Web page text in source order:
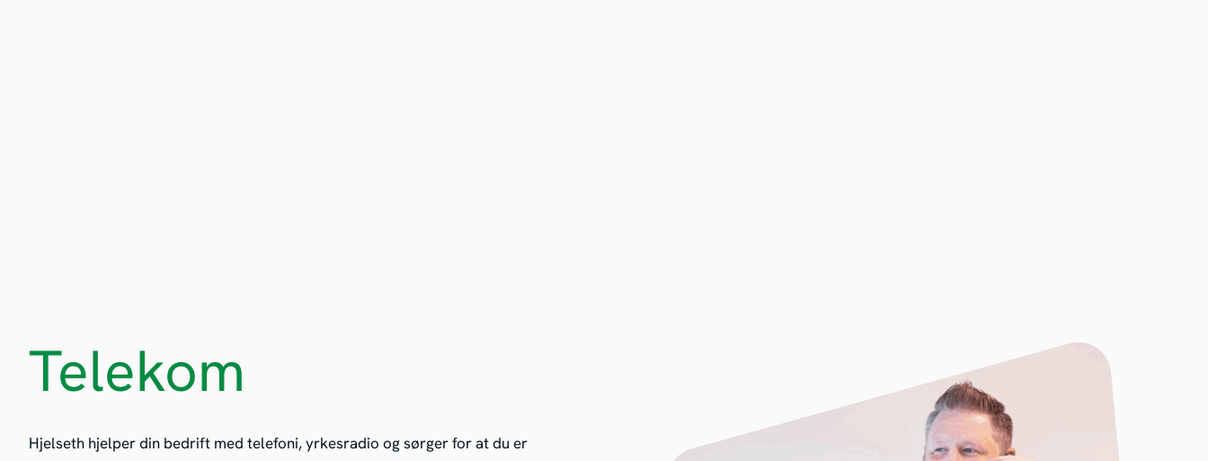
Telekom
Hjelseth hjelper din bedrift med telefoni, yrkesradio og sørger for at du er